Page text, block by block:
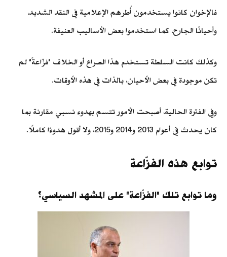
فالإخوان كانوا يستخدمون أُطرهم الإعلامية في النقد الشديد،
وأحيانًا الجارح، كما استخدموا بعض الأساليب العنيفة.
وكذلك كانت السلطة تستخدم هذا الصراع أو الخلاف "فزّاعةً" لم
تكن موجودة في بعض الأحيان، بالذات في هذه الأوقات.
وفي الفترة الحالية، أصبحت الأمور تتسم بهدوء نسبي مقارنة بما
كان يحدث في أعوام 2013 و2014 و2015، ولا أقول هدوءًا كاملًا.
توابع هذه الفزّاعة
وما توابع تلك "الفزّاعة" على المشهد السياسي؟